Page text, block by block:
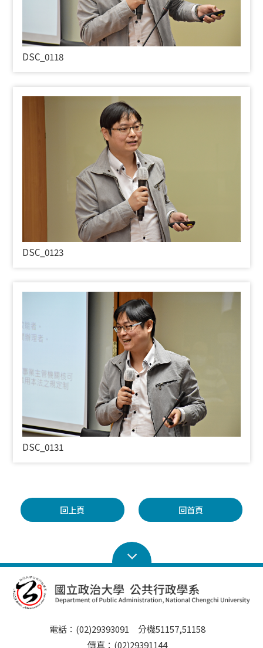
DSC_0118
DSC_0123
DSC_0131
回上頁 回首頁
電話：(02)29393091 分機51157,51158
傳真：(02)29391144